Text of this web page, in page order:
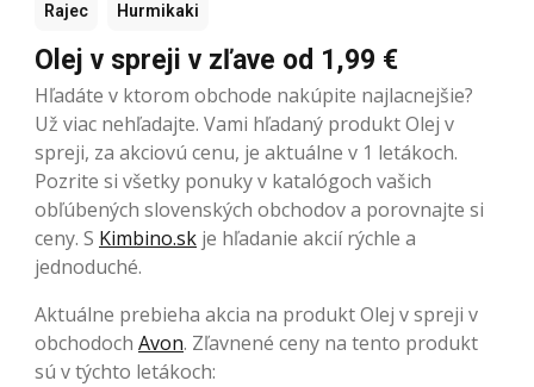
Rajec Hurmikaki
Olej v spreji v zľave od 1,99 €
Hľadáte v ktorom obchode nakúpite najlacnejšie?
Už viac nehľadajte. Vami hľadaný produkt Olej v
spreji, za akciovú cenu, je aktuálne v 1 letákoch.
Pozrite si všetky ponuky v katalógoch vašich
obľúbených slovenských obchodov a porovnajte si
ceny. S Kimbino.sk je hľadanie akcií rýchle a
jednoduché.
Aktuálne prebieha akcia na produkt Olej v spreji v
obchodoch Avon. Zľavnené ceny na tento produkt
sú v týchto letákoch: